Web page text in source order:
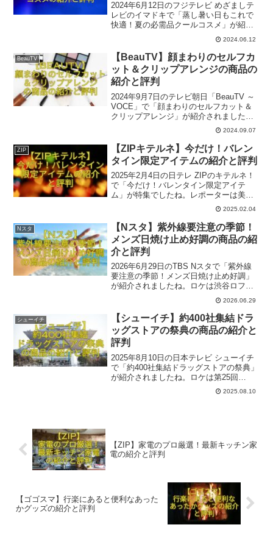
2024年6月12日のフジテレビ めざましテ
レビのイマドキで「蒸し暑い日もこれで
快適！夏の必需品クールコスメ」が紹介
されましたね。レポーターは福田ルミカ
さん、ロケは渋谷ロフト、ハンズ渋谷店
でした。ここでは番組内で出た一部の商
品とその評判をご紹介いたします。
2024.06.12
BeauTV
【BeauTV】顔まわりのセルフカ
ット＆クリップアレンジの商品の
紹介と評判
2024年9月7日のテレビ朝日「BeauTV ～
VOCE」で「顔まわりのセルフカット＆
クリップアレンジ」が紹介されました
ね。MCは蛯原友里さん。メイクは、ヘア
スタイリストの保科真紀さんでした。番
組内で出た商品と評判をご紹介いたしま
す。参考になれば幸いです。
2024.09.07
ZIP
【ZIPキテルネ】今だけ！バレン
タイン限定アイテムの紹介と評判
2025年2月4日の日テレ ZIPのキテルネ！
で「今だけ！バレンタイン限定アイテ
ム」が特集でしたね。レポーターは美冴
さんでした。ここでは番組内で出た商品
のうち一部関連商品を紹介いたします。
参考になれば幸いです。
2025.02.04
Nスタ
【Nスタ】紫外線要注意の季節！
メンズ日焼け止め好調の商品の紹
介と評判
2026年6月29日のTBS Nスタで「紫外線
要注意の季節！メンズ日焼け止め好調」
が紹介されましたね。ロケは渋谷ロフト
でした。ここでは番組内で出た一部関連
商品と評判をご紹介いたします。参考に
なれば幸いです。
2026.06.29
シューイチ
【シューイチ】約400社集結ドラ
ッグストアの祭典の商品の紹介と
評判
2025年8月10日の日本テレビ シューイチ
で「約400社集結ドラッグストアの祭典」
が紹介されましたね。ロケは第25回
JAPANドラッグストアショー＠東京ビッ
グサイトでした。ここでは番組内で出た
2025.08.10
【ZIP】家電のプロ厳選！最新キッチン家
電の紹介と評判
【ゴゴスマ】行楽にあると便利なあった
かグッズの紹介と評判